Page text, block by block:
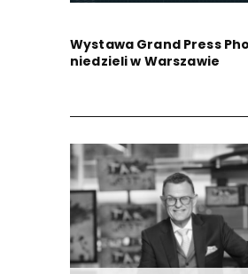
Wystawa Grand Press
niedzieli w Warszawie